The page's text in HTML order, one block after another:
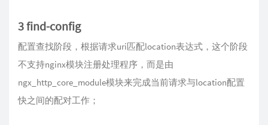
3 find-config
配置查找阶段，根据请求uri匹配location表达式，这个阶段
不支持nginx模块注册处理程序，而是由
ngx_http_core_module模块来完成当前请求与location配置
快之间的配对工作；